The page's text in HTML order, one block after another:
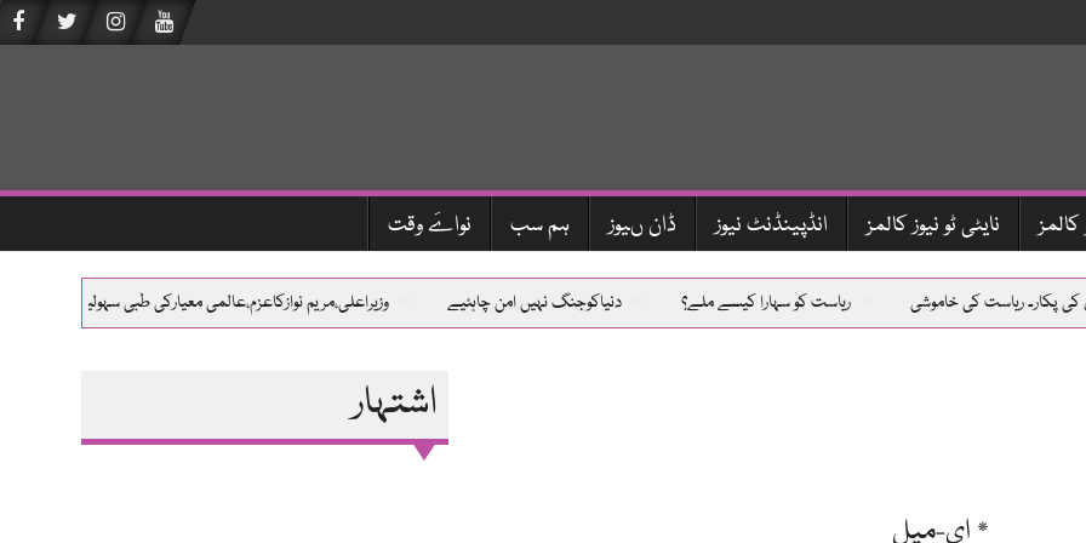
کالمز نایٹی ٹو نیوز کالمز انڈپینڈنٹ نیوز ڈان ںیوز ہم سب نواےَ وقت
پکار۔ ریاست کی خاموشی ریاست کو سہارا کیسے ملے؟ دنیاکوجنگ نہیں امن چاہئیے وزیراعلی،مریم نوازکاعزم،عالمی معیارکی طبی
اشتہار
* ای-میل